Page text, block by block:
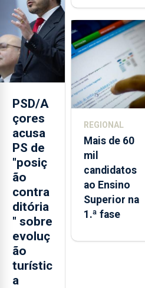
PSD/A
çores
acusa
PS de
"posiç
ão
contra
ditória
" sobre
evoluç
ão
turístic
a
habitacionais
nos Açores
com
investimento
de 65 ME
REGIONAL
Mais de 60
mil
candidatos
ao Ensino
Superior na
1.ª fase